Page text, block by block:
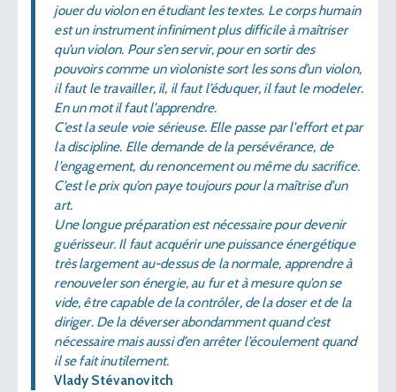
jouer du violon en étudiant les textes. Le corps humain
est un instrument infiniment plus difficile à maîtriser
qu’un violon. Pour s’en servir, pour en sortir des
pouvoirs comme un violoniste sort les sons d’un violon,
il faut le travailler, il, il faut l’éduquer, il faut le modeler.
En un mot il faut l’apprendre.
C’est la seule voie sérieuse. Elle passe par l’effort et par
la discipline. Elle demande de la persévérance, de
l’engagement, du renoncement ou même du sacrifice.
C’est le prix qu’on paye toujours pour la maîtrise d’un
art.
Une longue préparation est nécessaire pour devenir
guérisseur. Il faut acquérir une puissance énergétique
très largement au-dessus de la normale, apprendre à
renouveler son énergie, au fur et à mesure qu’on se
vide, être capable de la contrôler, de la doser et de la
diriger. De la déverser abondamment quand c’est
nécessaire mais aussi d’en arrêter l’écoulement quand
il se fait inutilement.
Vlady Stévanovitch